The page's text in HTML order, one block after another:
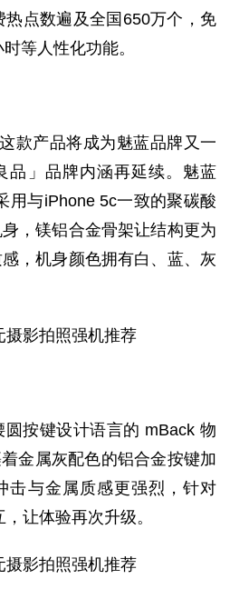
点数遍及全国650万个，免
等人性化功能。
款产品将成为魅蓝品牌又一
品」品牌内涵再延续。魅蓝
用与iPhone 5c一致的聚碳酸
，镁铝合金骨架让结构更为
，机身颜色拥有白、蓝、灰
按键设计语言的 mBack 物
金属灰配色的铝合金按键加
击与金属质感更强烈，针对
让体验再次升级。